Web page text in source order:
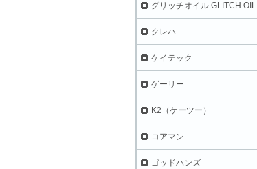
グリッチオイル GLITCH OIL
クレハ
ケイテック
ゲーリー
K2（ケーツー）
コアマン
ゴッドハンズ